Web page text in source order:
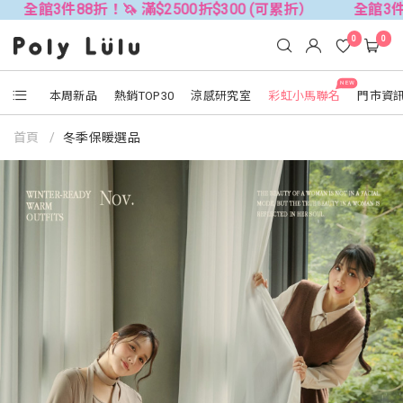
88折！🦄 滿$2500折$300 (可累折） 全館3件88折！
本周新品 熱銷TOP30 涼感研究室
NEW
彩虹小馬聯名 門市資
0 0
首頁 冬季保暖選品